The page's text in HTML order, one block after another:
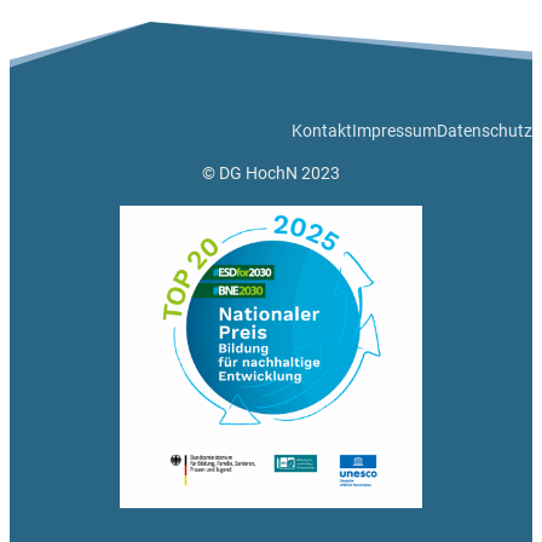
KontaktImpressumDatenschutz
© DG HochN 2023